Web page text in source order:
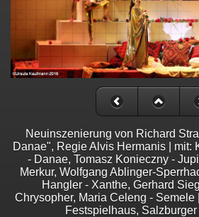
Neuinszenierung von Richard
Danae", Regie Alvis Hermanis | mit:
- Danae, Tomasz Konieczny -
Merkur, Wolfgang Ablinger-
Hangler - Xanthe, Gerhard
Chrysopher, Maria Celeng - Semele
Festspielhaus,